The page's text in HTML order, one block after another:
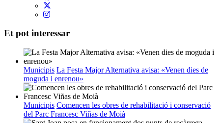
Et pot interessar
Municipis La Festa Major Alternativa avisa: «Venen dies de
moguda i enrenou»
Municipis Comencen les obres de rehabilitació i conservació
del Parc Francesc Viñas de Moià